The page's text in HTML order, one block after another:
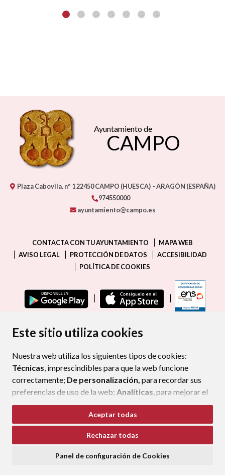
Este sitio utiliza cookies
Nuestra web utiliza los siguientes tipos de cookies:
Técnicas, imprescindibles para que la web funcione
correctamente; De personalización, para recordar sus
preferencias de uso de la web; Analíticas, para mejorar el
funcionamiento de la web y sus servicios.
Si acepta pulsando el botón“Aceptar todas”
consideramos que acepta su uso. Si pulsa el botón
ninguna acción, se guardarán las cookies técnicas
Aceptar todas
Rechazar todas
Panel de configuración de Cookies
Ayuntamiento de
CAMPO
Plaza Cabovila, nº 122450 CAMPO (HUESCA) - ARAGÓN (ESPAÑA)
974550000
ayuntamiento@campo.es
CONTACTA CON TU AYUNTAMIENTO
MAPA WEB
AVISO LEGAL
PROTECCIÓN DE DATOS
ACCESIBILIDAD
POLÍTICA DE COOKIES